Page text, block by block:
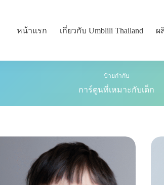
หน้าแรก เกี่ยวกับ Umblili Thailand ผ
ป้ายกำกับ
การ์ตูนที่เหมาะกับเด็ก